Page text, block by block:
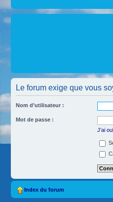
Le forum exige que vous
Nom d’utilisateur :
Mot de passe :
J’ai
Index du forum